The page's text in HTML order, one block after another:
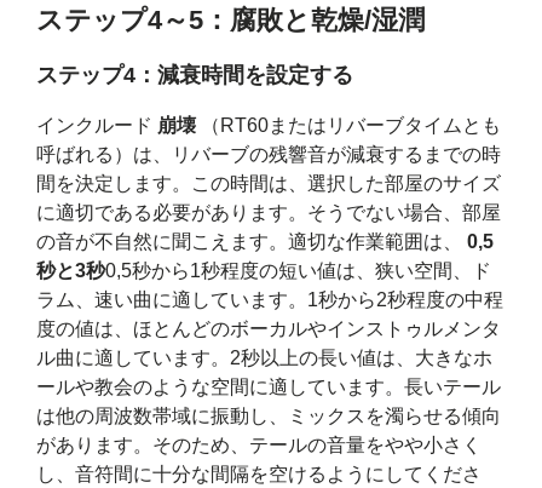
ステップ4～5：腐敗と乾燥/湿潤
ステップ4：減衰時間を設定する
インクルード 崩壊（RT60またはリバーブタイムとも
呼ばれる）は、リバーブの残響音が減衰するまでの時
間を決定します。この時間は、選択した部屋のサイズ
に適切である必要があります。そうでない場合、部屋
の音が不自然に聞こえます。適切な作業範囲は、 0,5
秒と3秒0,5秒から1秒程度の短い値は、狭い空間、ド
ラム、速い曲に適しています。1秒から2秒程度の中程
度の値は、ほとんどのボーカルやインストゥルメンタ
ル曲に適しています。2秒以上の長い値は、大きなホ
ールや教会のような空間に適しています。長いテール
は他の周波数帯域に振動し、ミックスを濁らせる傾向
があります。そのため、テールの音量をやや小さく
し、音符間に十分な間隔を空けるようにしてくださ